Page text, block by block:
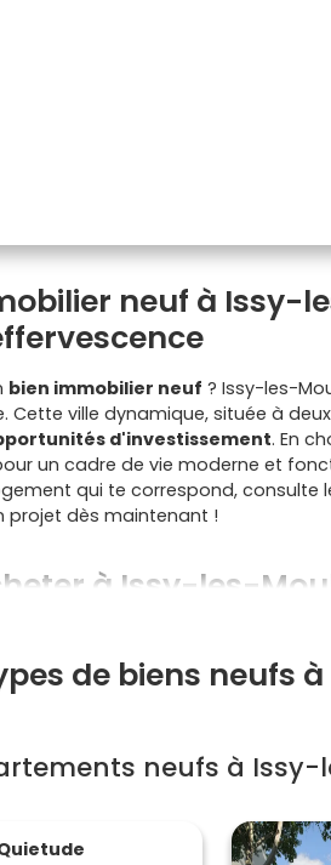
neuf à Issy-
bien immobilier neuf ? Issy-les-
Cette ville dynamique, située à
d'investissement. En
un cadre de vie moderne et
qui te correspond, consulte
dès maintenant !
à Issy-les-
ville en pleine expansion
Cela en fait un choix judicieux
et les deux-pièces.
de biens neufs
neufs à